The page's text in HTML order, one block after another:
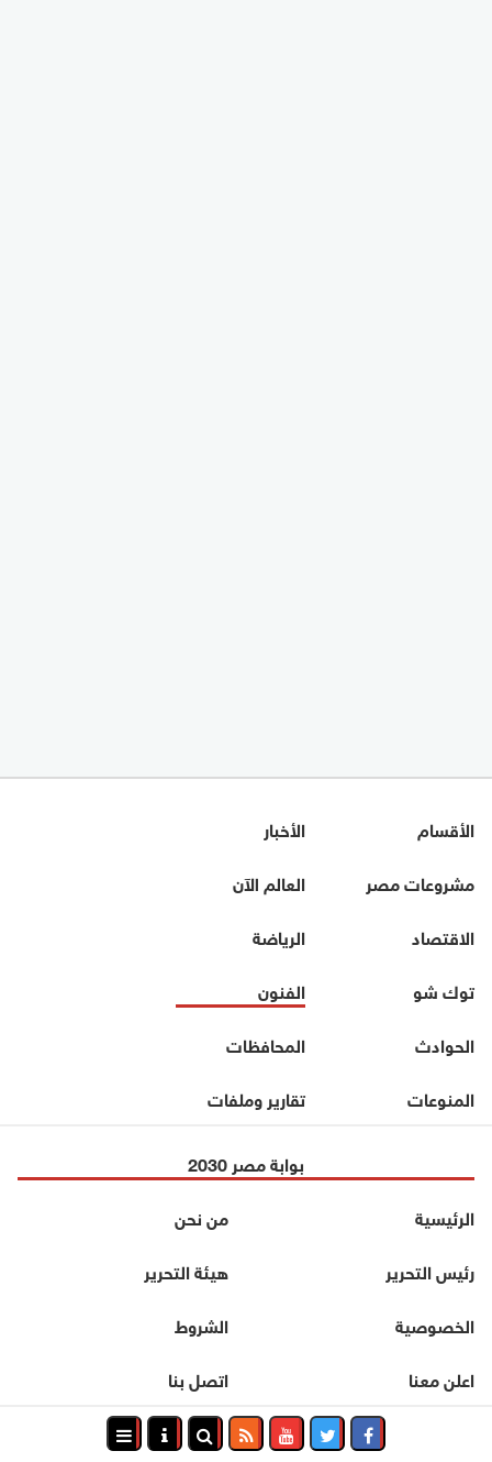
الأقسام
الأخبار
مشروعات مصر
العالم الآن
الاقتصاد
الرياضة
توك شو
الفنون
الحوادث
المحافظات
المنوعات
تقارير وملفات
بوابة مصر 2030
الرئيسية
من نحن
رئيس التحرير
هيئة التحرير
الخصوصية
الشروط
اعلن معنا
اتصل بنا